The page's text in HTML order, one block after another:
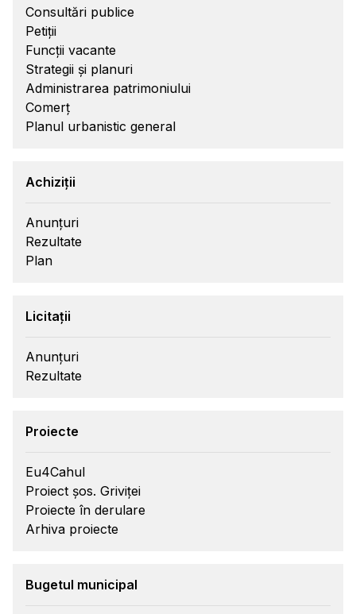
Consultări publice
Petiții
Funcții vacante
Strategii și planuri
Administrarea patrimoniului
Comerț
Planul urbanistic general
Achiziții
Anunțuri
Rezultate
Plan
Licitații
Anunțuri
Rezultate
Proiecte
Eu4Cahul
Proiect șos. Griviței
Proiecte în derulare
Arhiva proiecte
Bugetul municipal